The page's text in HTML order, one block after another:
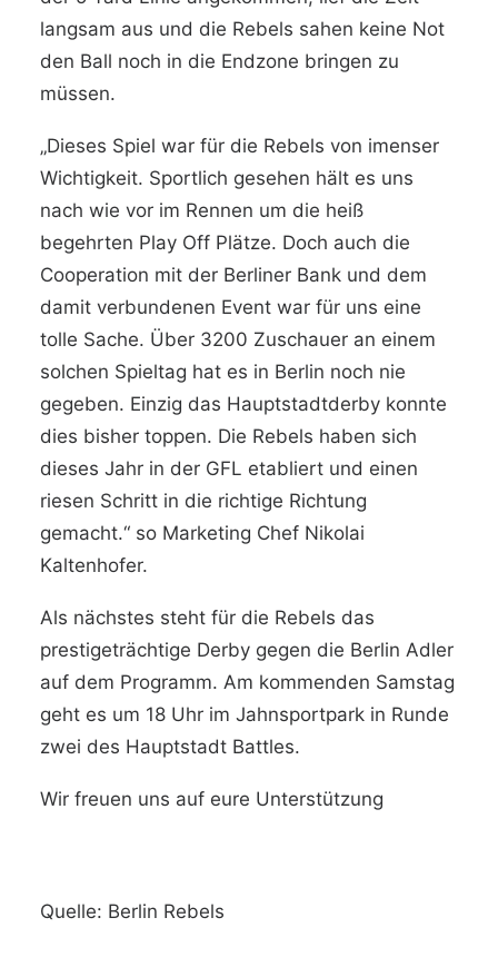
langsam aus und die Rebels sahen keine Not
den Ball noch in die Endzone bringen zu
müssen.
„Dieses Spiel war für die Rebels von imenser
Wichtigkeit. Sportlich gesehen hält es uns
nach wie vor im Rennen um die heiß
begehrten Play Off Plätze. Doch auch die
Cooperation mit der Berliner Bank und dem
damit verbundenen Event war für uns eine
tolle Sache. Über 3200 Zuschauer an einem
solchen Spieltag hat es in Berlin noch nie
gegeben. Einzig das Hauptstadtderby konnte
dies bisher toppen. Die Rebels haben sich
dieses Jahr in der GFL etabliert und einen
riesen Schritt in die richtige Richtung
gemacht.“ so Marketing Chef Nikolai
Kaltenhofer.
Als nächstes steht für die Rebels das
prestigeträchtige Derby gegen die Berlin Adler
auf dem Programm. Am kommenden Samstag
geht es um 18 Uhr im Jahnsportpark in Runde
zwei des Hauptstadt Battles.
Wir freuen uns auf eure Unterstützung
Quelle: Berlin Rebels